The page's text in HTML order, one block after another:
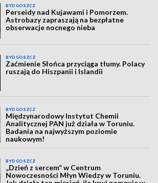
BYDGOSZCZ
Perseidy nad Kujawami i Pomorzem.
Astrobazy zapraszają na bezpłatne
obserwacje nocnego nieba
BYDGOSZCZ
Zaćmienie Słońca przyciąga tłumy. Polacy
ruszają do Hiszpanii i Islandii
BYDGOSZCZ
Międzynarodowy Instytut Chemii
Analitycznej PAN już działa w Toruniu.
Badania na najwyższym poziomie
naukowym!
BYDGOSZCZ
„Dzień z sercem” w Centrum
Nowoczesności Młyn Wiedzy w Toruniu.